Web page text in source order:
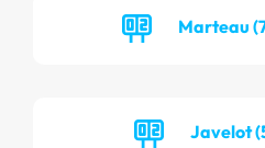
Marteau
Javelot